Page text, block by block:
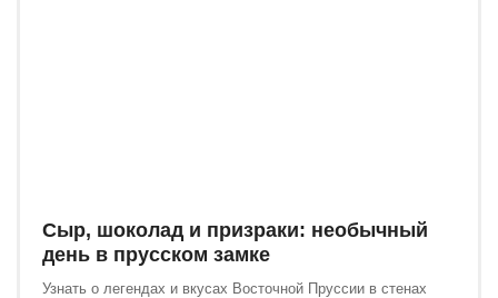
Сыр, шоколад и призраки: необычный
день в прусском замке
Узнать о легендах и вкусах Восточной Пруссии в стенах